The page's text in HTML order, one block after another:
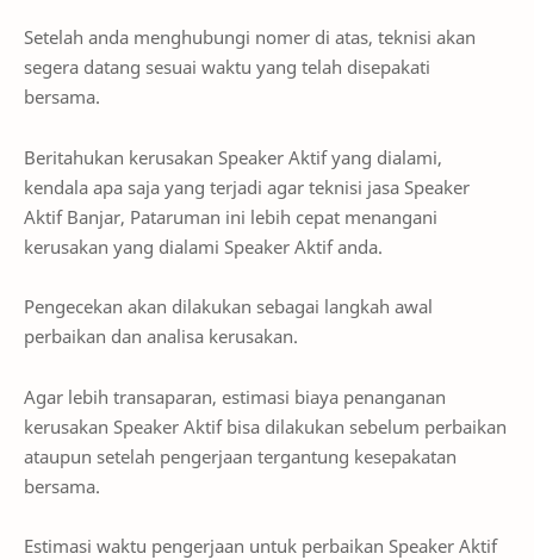
Setelah anda menghubungi nomer di atas, teknisi akan
segera datang sesuai waktu yang telah disepakati
bersama.
Beritahukan kerusakan Speaker Aktif yang dialami,
kendala apa saja yang terjadi agar teknisi jasa Speaker
Aktif Banjar, Pataruman ini lebih cepat menangani
kerusakan yang dialami Speaker Aktif anda.
Pengecekan akan dilakukan sebagai langkah awal
perbaikan dan analisa kerusakan.
Agar lebih transaparan, estimasi biaya penanganan
kerusakan Speaker Aktif bisa dilakukan sebelum perbaikan
ataupun setelah pengerjaan tergantung kesepakatan
bersama.
Estimasi waktu pengerjaan untuk perbaikan Speaker Aktif